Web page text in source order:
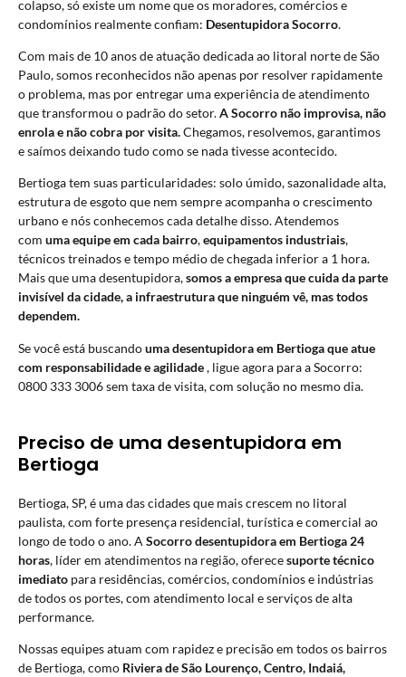
colapso, só existe um nome que os moradores, comércios e
condomínios realmente confiam: Desentupidora Socorro.
Com mais de 10 anos de atuação dedicada ao litoral norte de São
Paulo, somos reconhecidos não apenas por resolver rapidamente
o problema, mas por entregar uma experiência de atendimento
que transformou o padrão do setor.A Socorro não improvisa, não
enrola e não cobra por visita.Chegamos, resolvemos, garantimos
e saímos deixando tudo como se nada tivesse acontecido.
Bertioga tem suas particularidades: solo úmido, sazonalidade alta,
estrutura de esgoto que nem sempre acompanha o crescimento
urbano e nós conhecemos cada detalhe disso. Atendemos
com uma equipe em cada bairro,equipamentos industriais,
técnicos treinados e tempo médio de chegada inferior a 1 hora.
Mais que uma desentupidora,somos a empresa que cuida da parte
invisível da cidade, a infraestrutura que ninguém vê, mas todos
dependem.
Se você está buscandouma desentupidora em Bertioga que atue
com responsabilidade e agilidade, ligue agora para a Socorro:
0800 333 3006 sem taxa de visita, com solução no mesmo dia.
Preciso de uma desentupidora em
Bertioga
Bertioga, SP, é uma das cidades que mais crescem no litoral
paulista, com forte presença residencial, turística e comercial ao
longo de todo o ano. A Socorro desentupidora em Bertioga 24
horas, líder em atendimentos na região, oferecesuporte técnico
imediato para residências, comércios, condomínios e indústrias
de todos os portes, com atendimento local e serviços de alta
performance.
Nossas equipes atuam com rapidez e precisão em todos os bairros
de Bertioga, como Riviera de São Lourenço, Centro, Indaiá,